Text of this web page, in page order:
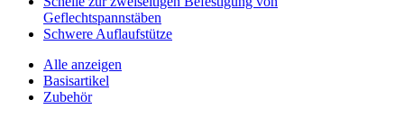
Geflechtspannstäben
Schwere Auflaufstütze
Alle anzeigen
Basisartikel
Zubehör